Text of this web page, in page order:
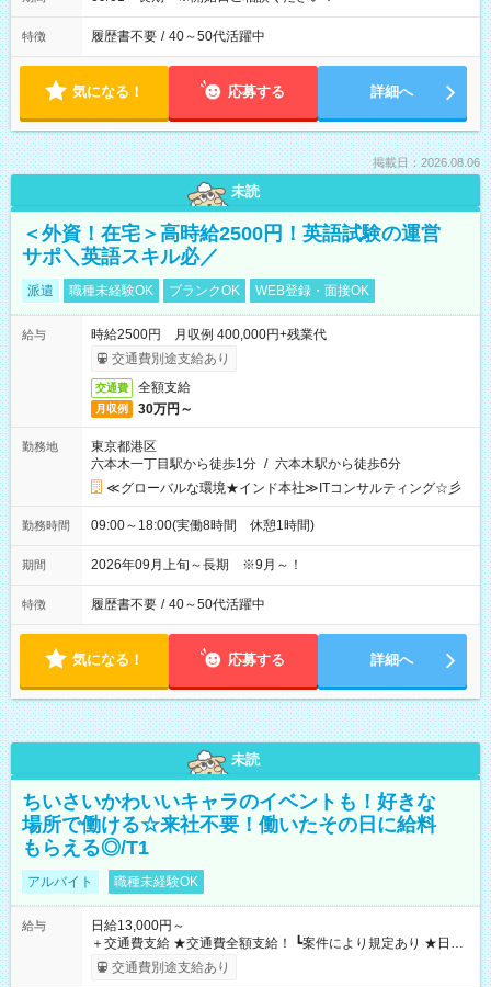
特徴 履歴書不要 / 40～50代活躍中
気になる！ 応募する 詳細へ
掲載日：2026.08.06
未読
＜外資！在宅＞高時給2500円！英語試験の運営
サポ＼英語スキル必／
派遣 職種未経験OK ブランクOK WEB登録・面接OK
給与
時給2500円 月収例 400,000円+残業代
交通費別途支給あり
交通費 全額支給
月収例 30万円～
勤務地
東京都港区
六本木一丁目駅から徒歩1分 / 六本木駅から徒歩6分
≪グローバルな環境★インド本社≫ITコンサルティング☆彡
勤務時間 09:00～18:00(実働8時間 休憩1時間)
期間 2026年09月上旬～長期 ※9月～！
特徴 履歴書不要 / 40～50代活躍中
気になる！ 応募する 詳細へ
未読
ちいさいかわいいキャラのイベントも！好きな
場所で働ける☆来社不要！働いたその日に給料
もらえる◎/T1
アルバイト 職種未経験OK
給与
日給13,000円～
＋交通費支給 ★交通費全額支給！ ┗案件により規定あり ★日払
いOK！（規定あり） ┗働いたその日に現金GET♪ お仕事後はコ
ンビニATMから 日払い分を引き落とせます！ 【試用期間】試
交通費別途支給あり